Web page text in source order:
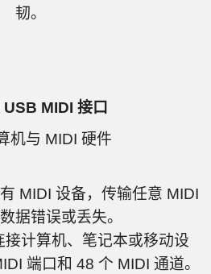
韧。
USB MIDI 接口
机与 MIDI 硬件
MIDI 设备，传输任意 MIDI
据错误或丢失。
计算机、笔记本或移动设
端口和 48 个 MIDI 通道。